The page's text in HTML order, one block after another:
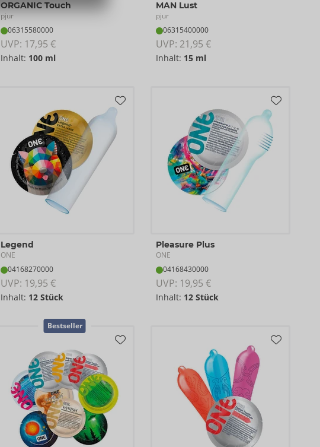
ORGANIC Touch
pjur
06315580000
UVP: 17,95 €
Inhalt: 100 ml
MAN Lust
pjur
06315400000
UVP: 21,95 €
Inhalt: 15 ml
Legend
ONE
04168270000
UVP: 19,95 €
Inhalt: 12 Stück
Pleasure Plus
ONE
04168430000
UVP: 19,95 €
Inhalt: 12 Stück
Bestseller